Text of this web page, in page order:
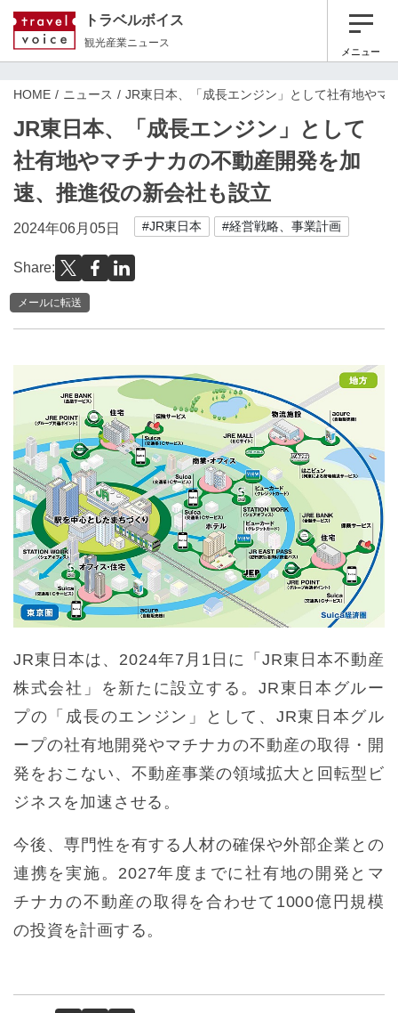
トラベルボイス
観光産業ニュース
メニュー
HOME ニュース JR東日本、「成長エンジン」として社有地やマ
JR東日本、「成長エンジン」として
社有地やマチナカの不動産開発を加
速、推進役の新会社も設立
2024年06月05日 #JR東日本 #経営戦略、事業計画
Share:
メールに転送
JR東日本は、2024年7月1日に「JR東日本不動産
株式会社」を新たに設立する。JR東日本グルー
プの「成長のエンジン」として、JR東日本グル
ープの社有地開発やマチナカの不動産の取得・開
発をおこない、不動産事業の領域拡大と回転型ビ
ジネスを加速させる。
今後、専門性を有する人材の確保や外部企業との
連携を実施。2027年度までに社有地の開発とマ
チナカの不動産の取得を合わせて1000億円規模
の投資を計画する。